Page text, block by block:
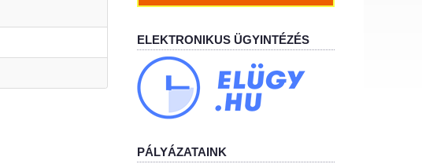
ELEKTRONIKUS ÜGYINTÉZÉS
PÁLYÁZATAINK